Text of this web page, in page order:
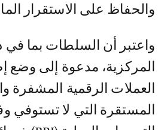
والحفاظ على الاستقرار
واعتبر أن السلطات بما في
المركزية، مدعوة إلى وضع
العملات الرقمية المشفرة
المستقرة التي لا تستوفي